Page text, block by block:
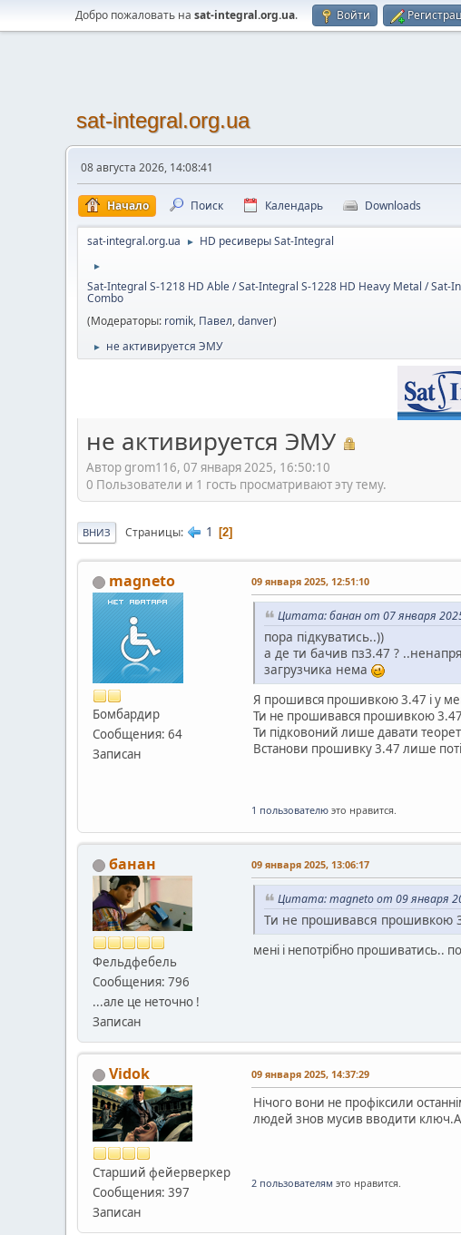
Добро пожаловать на sat-integral.org.ua. Войти
sat-integral.org.ua
08 августа 2026, 14:08:41
Начало Поиск Календарь Downloads
sat-integral.org.ua ► HD ресиверы Sat-Integral
►
Sat-Integral S-1218 HD Able / Sat-Integral S-1228 HD Heavy Metal /
Combo
(Модераторы: romik, Павел,danver)
► не активируется ЭМУ
не активируется ЭМУ
Автор grom116, 07 января 2025, 16:50:10
0 Пользователи и 1 гость просматривают эту тему.
ВНИЗ Страницы 1 2
magneto
Бомбардир
Сообщения: 64
Записан
09 января 2025, 12:51:10
Цитата: банан от 07 января
пора підкуватись..))
а де ти бачив пз3.47 ?
загрузчика нема
Я прошився прошивкою 3.47 і у
Ти не прошивався прошивкою 3.47
Ти підковоний лише давати
Встанови прошивку 3.47 лише
1 пользователю это нравится.
банан
Фельдфебель
Сообщения: 796
...але це неточно !
Записан
09 января 2025, 13:06:17
Цитата: magneto от 09 января
Ти не прошивався прошивкою
мені і непотрібно прошиватись..
Vidok
Старший фейерверкер
Сообщения: 397
Записан
09 января 2025, 14:37:29
Нічого вони не профіксили
людей знов мусив вводити
2 пользователям это нравится.